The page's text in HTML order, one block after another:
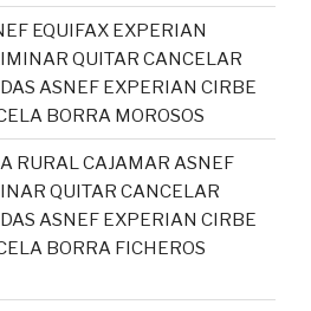
EQUIFAX EXPERIAN
QUITAR CANCELAR
ASNEF EXPERIAN CIRBE
BORRA MOROSOS
RURAL CAJAMAR ASNEF
QUITAR CANCELAR
ASNEF EXPERIAN CIRBE
BORRA FICHEROS